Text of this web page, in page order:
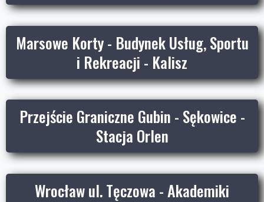
Marsowe Korty - Budynek Usług, Sportu
i Rekreacji - Kalisz
Przejście Graniczne Gubin - Sękowice -
Stacja Orlen
Wrocław ul. Tęczowa - Akademiki